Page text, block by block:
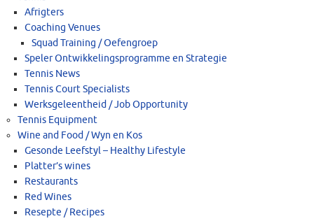
Afrigters
Coaching Venues
Squad Training / Oefengroep
Speler Ontwikkelingsprogramme en Strategie
Tennis News
Tennis Court Specialists
Werksgeleentheid / Job Opportunity
Tennis Equipment
Wine and Food / Wyn en Kos
Gesonde Leefstyl – Healthy Lifestyle
Platter’s wines
Restaurants
Red Wines
Resepte / Recipes